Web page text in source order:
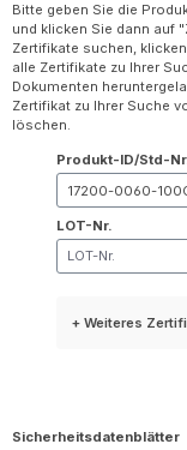
Bitte geben Sie die
und klicken Sie dann auf
Zertifikate suchen,
alle Zertifikate zu Ihrer
Dokumenten
Zertifikat zu Ihrer Suche
löschen.
Produkt-ID/Std-
LOT-Nr.
+ Weiteres
Sicherheitsdatenblätter